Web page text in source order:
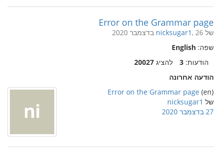
Error on the Grammar page
של nicksugar1 , 26 בדצמבר 2020
שפה: English
הודעות: 3 להציג 20027
הודעה אחרונה
(en)
Error on the Grammar page
של nicksugar1
27 בדצמבר 2020